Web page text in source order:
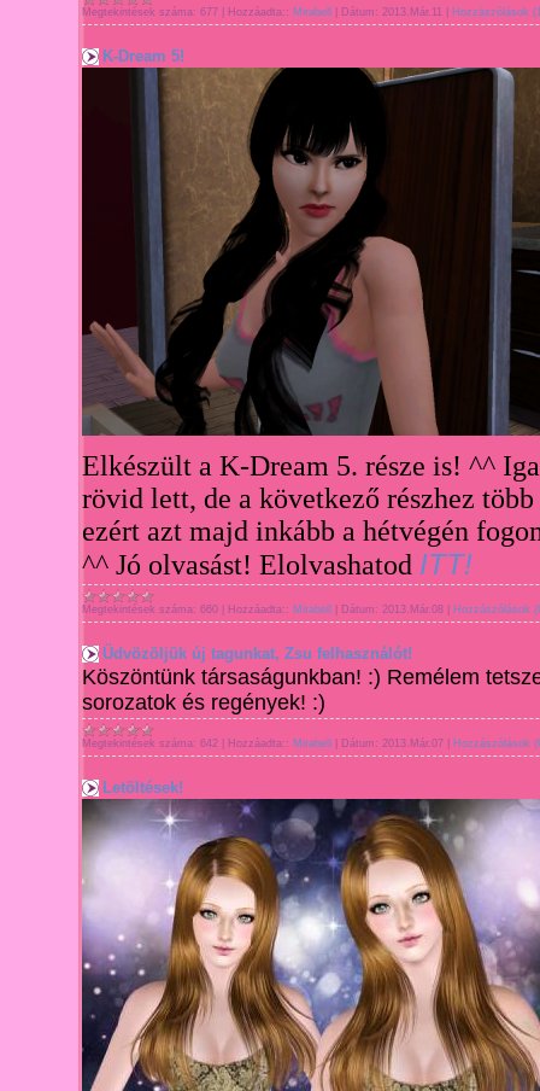
Megtekintések száma: 677 Hozzáadta:: Mirabell Dátum: 2013.Már.11 Hozzászólások
K-Dream 5!
Elkészült a K-Dream 5. része is! ^^ I
rövid lett, de a következő részhez
ezért azt majd inkább a hétvégén
^^ Jó olvasást! Elolvashatod ITT!
Megtekintések száma: 660 Hozzáadta:: Mirabell Dátum: 2013.Már.08 Hozzászólások
Üdvözöljük új tagunkat, Zsu felhasználót!
Köszöntünk társaságunkban! :) Remélem
sorozatok és regények! :)
Megtekintések száma: 642 Hozzáadta:: Mirabell Dátum: 2013.Már.07 Hozzászólások
Letöltések!